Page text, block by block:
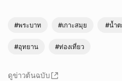
#พระบาท #เกาะสมุย #น้ำต
#อุทยาน #ท่องเที่ยว
ดูข่าวต้นฉบับ